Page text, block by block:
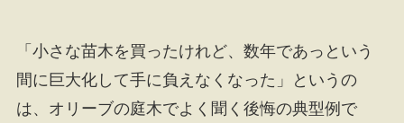
「小さな苗木を買ったけれど、数年であっという
間に巨大化して手に負えなくなった」というの
は、オリーブの庭木でよく聞く後悔の典型例で